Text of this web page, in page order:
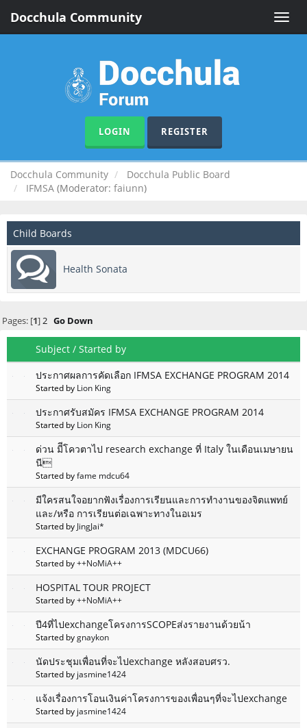
Toggle
Docchula Community
LOGIN REGISTER
Docchula Community
Docchula Public Board
IFMSA (Moderator: faiunn)
Child Boards
Health Sonata
Pages: [1]2 Go Down
Subject / Started by
ประกาศผลการคัดเลือก IFMSA EXCHANGE PROGRAM 2014
Started by Lion King
ประกาศรับสมัคร IFMSA EXCHANGE PROGRAM 2014
Started by Lion King
ด่วน มีีโควตาไป research exchange ที่ Italy ในเดือนเมษายน
นี
Started byfame mdcu64
มีใครสนใจอยากฟังเรื่องการเรียนและการทำงานของจิตแพทย์
และ/หรือ การเรียนต่อเฉพาะทางในอเมร
Started by JingJai*
EXCHANGE PROGRAM 2013 (MDCU66)
Started by++NoMiA++
HOSPITAL TOUR PROJECT
Started by++NoMiA++
ปี4ที่ไปexchangeโครงการSCOPEส่งรายงานด้วยน้า
Started bygnaykon
นัดประชุมเพื่อนที่จะไปexchange หลังสอบศรว.
Started by jasmine1424
แจ้งเรื่องการโอนเงินค่าโครงการของเพื่อนๆที่จะไปexchange
Started by jasmine1424